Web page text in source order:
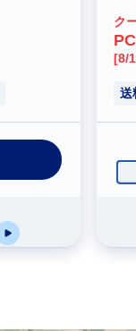
ク
[8/
送